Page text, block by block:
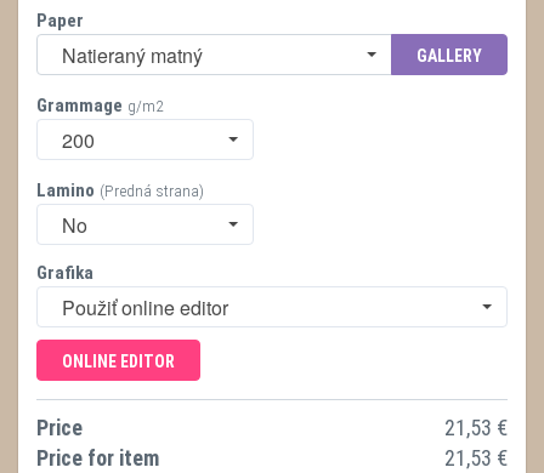
Paper
Natieraný matný GALLERY
Grammage g/m2
200
Lamino (Predná strana)
No
Grafika
Použiť online editor
ONLINE EDITOR
Price 21,53 €
Price for item
21,53 €